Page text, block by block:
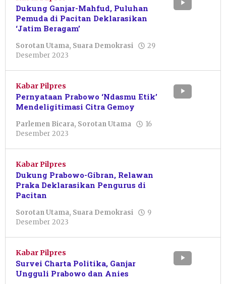
Dukung Ganjar-Mahfud, Puluhan
Pemuda di Pacitan Deklarasikan
‘Jatim Beragam’
Sorotan Utama, Suara Demokrasi
29
Desember 2023
Shalahuddin
Kabar Pilpres
Pernyataan Prabowo ‘Ndasmu Etik’
Mendeligitimasi Citra Gemoy
Parlemen Bicara, Sorotan Utama
16
Desember 2023
Kabar Pilpres
Dukung Prabowo-Gibran, Relawan
Praka Deklarasikan Pengurus di
Pacitan
Sorotan Utama, Suara Demokrasi
9
Desember 2023
Kabar Pilpres
Survei Charta Politika, Ganjar
Ungguli Prabowo dan Anies